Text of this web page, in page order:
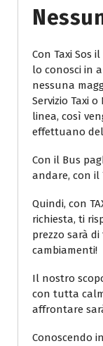
Con Taxi Sos il
lo conosci in
nessuna
Servizio Taxi
linea, così
effettuano
Con il Bus
andare, con il
Quindi, con
richiesta, ti
prezzo sarà
cambiamenti!
Il nostro
con tutta
affrontare
Conoscendo